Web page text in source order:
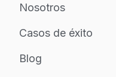
Nosotros
Casos de éxito
Blog